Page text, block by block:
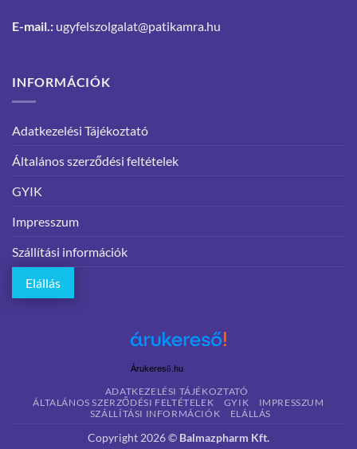
E-mail.: ugyfelszolgalat@patikamra.hu
INFORMÁCIÓK
Adatkezelési Tájékoztató
Általános szerződési feltételek
GYIK
Impresszum
Szállítási információk
Elállás
Árukereső.hu
ADATKEZELÉSI TÁJÉKOZTATÓ
ÁLTALÁNOS SZERZŐDÉSI FELTÉTELEK
GYIK
IMPRESSZUM
SZÁLLÍTÁSI INFORMÁCIÓK
ELÁLLÁS
Copyright 2026 © Balmazpharm Kft.